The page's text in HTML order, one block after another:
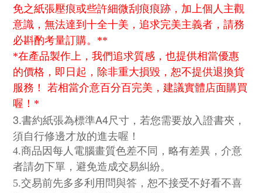
免之紙張壓痕或些許細微刮痕痕跡，加上個人主觀
意識，無法達到十全十美，追求完美主義者，請務
必斟酌考量訂購。**
*在產品製作上，我們追求質感，也提供相當優惠
的價格，即日起，除非重大損毀，恕不提供退換貨
服務！ 若相當介意百分百完美，建議實體店面購買
喔！*
3.書約紙張為標準A4尺寸，若您需要放入證書夾，
須自行修邊才放的進去喔！
4.商品因每人電腦畫質色差不同，略有差異，介意
者請勿下單，避免造成交易糾紛。
5.交易前先多多利用問與答，恕不接受不好看不喜